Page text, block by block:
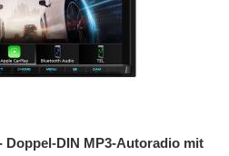
Doppel-DIN MP3-Autoradio mit